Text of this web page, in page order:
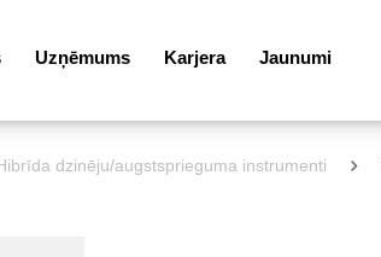
Uzņēmums Karjera Jaunumi
dzinēju/augstsprieguma instrumenti